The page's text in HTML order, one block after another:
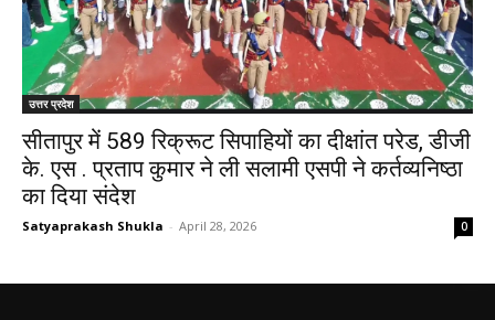
उत्तर प्रदेश
सीतापुर में 589 रिक्रूट सिपाहियों का दीक्षांत परेड, डीजी
के. एस . प्रताप कुमार ने ली सलामी एसपी ने कर्तव्यनिष्ठा
का दिया संदेश
Satyaprakash Shukla - April 28, 2026 0